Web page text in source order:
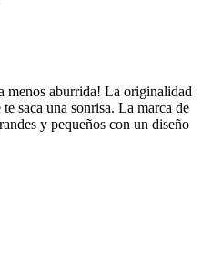
menos aburrida! La originalidad
saca una sonrisa. La marca de
y pequeños con un diseño